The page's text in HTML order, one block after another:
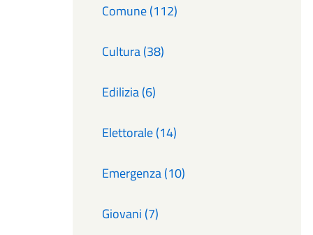
Comune (112)
Cultura (38)
Edilizia (6)
Elettorale (14)
Emergenza (10)
Giovani (7)